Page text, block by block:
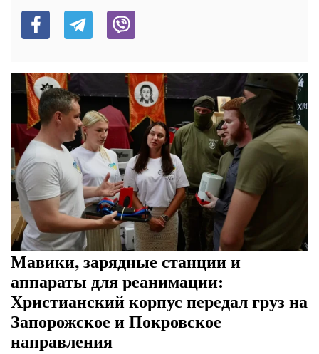
Мавики, зарядные станции и
аппараты для реанимации:
Христианский корпус передал груз на
Запорожское и Покровское
направления